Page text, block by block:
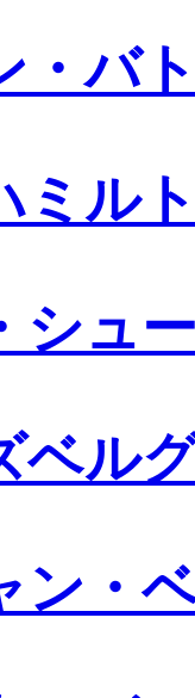
・バ
ミル
シュ
ベル
ン・